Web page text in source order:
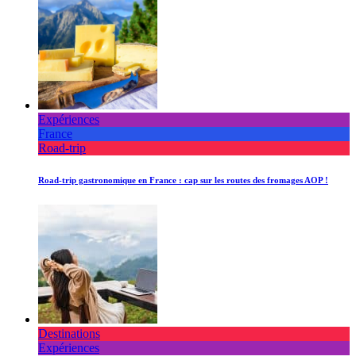
Expériences
France
Road-trip
Road-trip gastronomique en France : cap sur les routes des fromages AOP !
Destinations
Expériences